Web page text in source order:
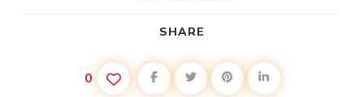
SHARE
0